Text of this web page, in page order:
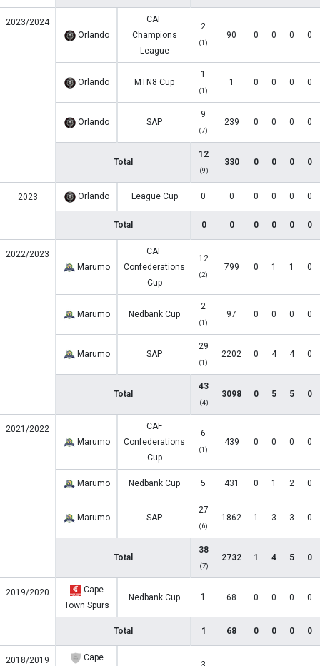
2023/2024
Orlando
CAF
Champions
League
2
(1)
90 0 0 0 0
Orlando MTN8 Cup
1
(1)
1 0 0 0 0
Orlando SAP
9
(7)
239 0 0 0 0
Total
12
(9)
330 0 0 0 0
2023 Orlando League Cup 0 0 0 0 0 0
Total 0 0 0 0 0 0
2022/2023
Marumo
CAF
Confederations
Cup
12
(2)
799 0 1 1 0
Marumo Nedbank Cup
2
(1)
97 0 0 0 0
Marumo SAP
29
(1)
2202 0 4 4 0
Total
43
(4)
3098 0 5 5 0
2021/2022
Marumo
CAF
Confederations
Cup
6
(1)
439 0 0 0 0
Marumo Nedbank Cup 5 431 0 1 2 0
Marumo SAP
27
(6)
1862 1 3 3 0
Total
38
(7)
2732 1 4 5 0
2019/2020
Cape
Town Spurs
Nedbank Cup 1 68 0 0 0 0
Total 1 68 0 0 0 0
2018/2019
Cape